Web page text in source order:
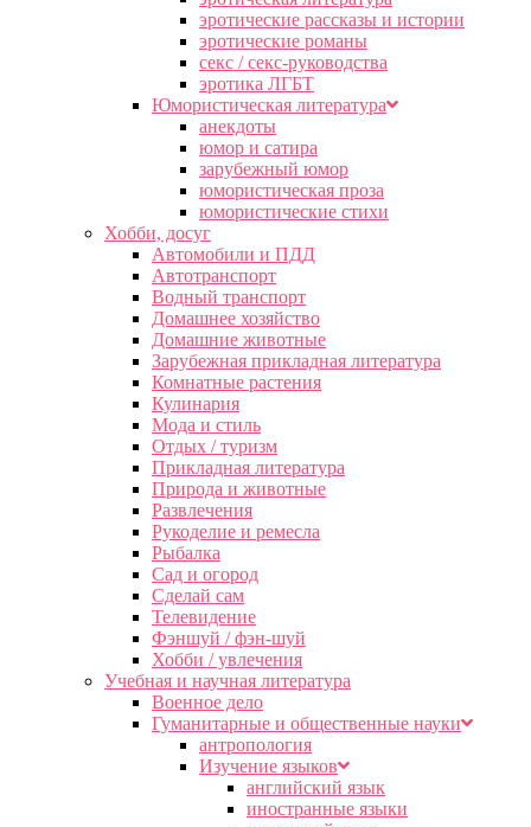
эротические рассказы и истории
эротические романы
секс / секс-руководства
эротика ЛГБТ
Юмористическая литература
анекдоты
юмор и сатира
зарубежный юмор
юмористическая проза
юмористические стихи
Хобби, досуг
Автомобили и ПДД
Автотранспорт
Водный транспорт
Домашнее хозяйство
Домашние животные
Зарубежная прикладная литература
Комнатные растения
Кулинария
Мода и стиль
Отдых / туризм
Прикладная литература
Природа и животные
Развлечения
Рукоделие и ремесла
Рыбалка
Сад и огород
Сделай сам
Телевидение
Фэншуй / фэн-шуй
Хобби / увлечения
Учебная и научная литература
Военное дело
Гуманитарные и общественные науки
антропология
Изучение языков
английский язык
иностранные языки